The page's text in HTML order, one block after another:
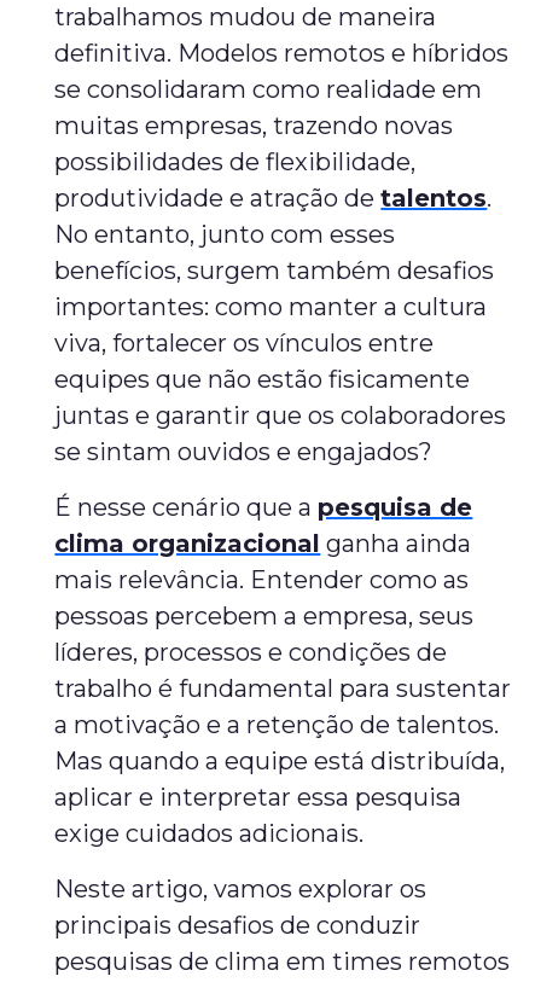
trabalhamos mudou de maneira
definitiva. Modelos remotos e híbridos
se consolidaram como realidade em
muitas empresas, trazendo novas
possibilidades de flexibilidade,
produtividade e atração detalentos.
No entanto, junto com esses
benefícios, surgem também desafios
importantes: como manter a cultura
viva, fortalecer os vínculos entre
equipes que não estão fisicamente
juntas e garantir que os colaboradores
se sintam ouvidos e engajados?
É nesse cenário que a pesquisa de
clima organizacional ganha ainda
mais relevância. Entender como as
pessoas percebem a empresa, seus
líderes, processos e condições de
trabalho é fundamental para sustentar
a motivação e a retenção de talentos.
Mas quando a equipe está distribuída,
aplicar e interpretar essa pesquisa
exige cuidados adicionais.
Neste artigo, vamos explorar os
principais desafios de conduzir
pesquisas de clima em times remotos